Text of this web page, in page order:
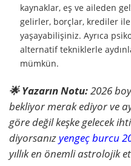
kaynaklar, eş ve aileden
gelirler, borçlar, krediler
yaşayabilişiniz. Ayrıca
alternatif tekniklerle
mümkün.
🌟 Yazarın Notu:2026
bekliyor merak ediyor ve
göre değil keşke gelecek
diyorsanızyengeç burcu
yıllık en önemli astrolojik